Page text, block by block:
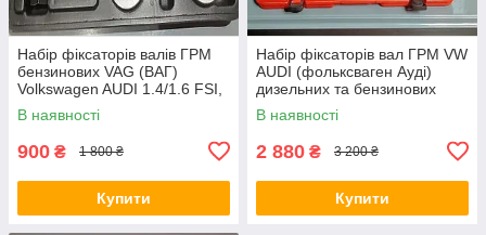
Набір фіксаторів валів ГРМ
бензинових VAG (ВАГ)
Volkswagen AUDI 1.4/1.6 FSI,
TSI і TFSI S-XTVW SATRA
В наявності
900 ₴ 1 800 ₴
Купити
Набір фіксаторів вал ГРМ VW
AUDI (фольксваген Ауді)
дизельних та бензинових
двигунів 30 об'єктів (ФР-2016)
В наявності
2 880 ₴ 3 200 ₴
Купити